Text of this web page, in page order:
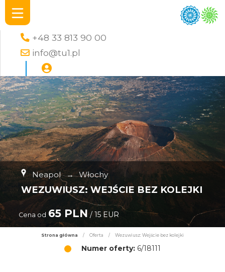
+48 33 813 90 00
info@tu1.pl
Neapol → Włochy
WEZUWIUSZ: WEJŚCIE BEZ KOLEJKI
Cena od 65 PLN/ 15 EUR
Strona główna / Oferta / Wezuwiusz: Wejście bez kolejki
Numer oferty: 6/18111